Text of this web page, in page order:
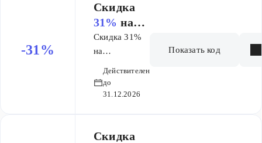
беременн
ости
-31%
Скидка
31% на
исследова
ние
Генеалоги
я за 100
лет​
Скидка 31%
на
Генеалогия за
100 лет
Действителен
до
31.12.2026
Показать код
Скидка ​